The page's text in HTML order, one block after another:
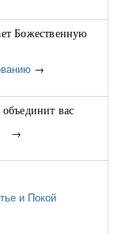
Божественную
→
вас
→
и Покой